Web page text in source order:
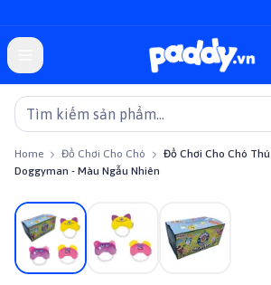
Home Đồ Chơi Cho Chó
Đồ Chơi Cho Chó
Doggyman - Màu Ngẫu Nhiên
On sale